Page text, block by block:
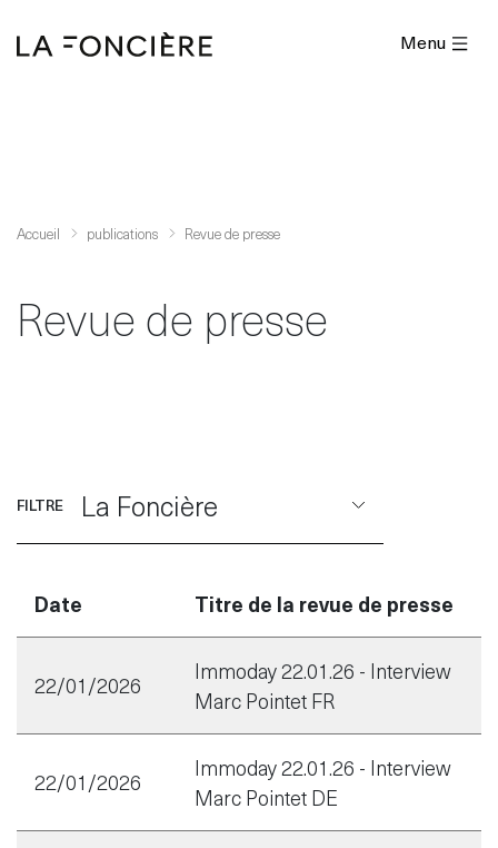
Menu
au service
d'actualités
Accueil publications Revue de presse
Revue de presse
FILTRE La Foncière
Date Titre de la revue de presse
22/01/2026
Immoday 22.01.26 - Interview
Marc Pointet FR
22/01/2026
Immoday 22.01.26 - Interview
Marc Pointet DE